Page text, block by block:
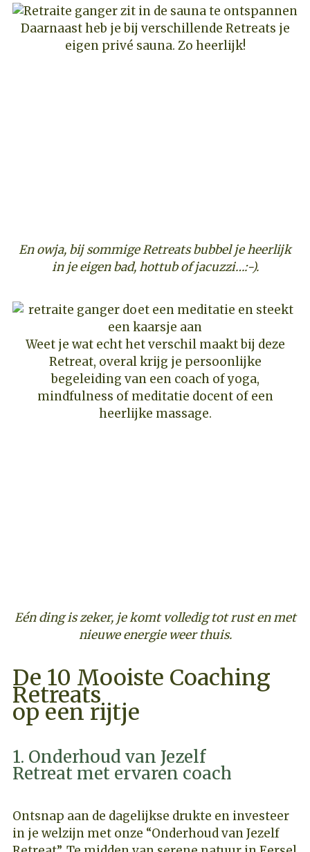
Daarnaast heb je bij verschillende Retreats je
eigen privé sauna. Zo heerlijk!
En owja, bij sommige Retreats bubbel je heerlijk
in je eigen bad, hottub of jacuzzi…:-).
Weet je wat echt het verschil maakt bij deze
Retreat, overal krijg je persoonlijke
begeleiding van een coach of yoga,
mindfulness of meditatie docent of een
heerlijke massage.
Eén ding is zeker, je komt volledig tot rust en met
nieuwe energie weer thuis.
De 10 Mooiste Coaching
Retreats
op een rijtje
1. Onderhoud van Jezelf
Retreat met ervaren coach
Ontsnap aan de dagelijkse drukte en investeer
in je welzijn met onze “Onderhoud van Jezelf